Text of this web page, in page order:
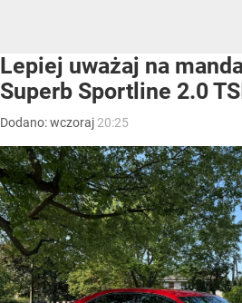
Lepiej uważaj na
Superb Sportline 2.0
Dodano:wczoraj 20:25